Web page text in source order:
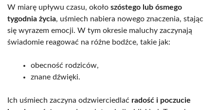
W miarę upływu czasu, około szóstego lub ósmego
tygodnia życia, uśmiech nabiera nowego znaczenia, stając
się wyrazem emocji. W tym okresie maluchy zaczynają
świadomie reagować na różne bodźce, takie jak:
obecność rodziców,
znane dźwięki.
Ich uśmiech zaczyna odzwierciedlać radość i poczucie